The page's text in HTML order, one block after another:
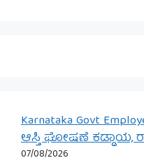
Karnataka Govt
ಆಸ್ತಿ ಘೋಷಣೆ ಕಡ್ಡಾಯ,
07/08/2026